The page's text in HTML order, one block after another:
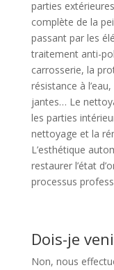
parties
complète de la
passant par les
traitement anti-
carrosserie, la
résistance à
jantes… Le
les parties
nettoyage et la
L’esthétique
restaurer l’état
processus
Dois-je
Non, nous